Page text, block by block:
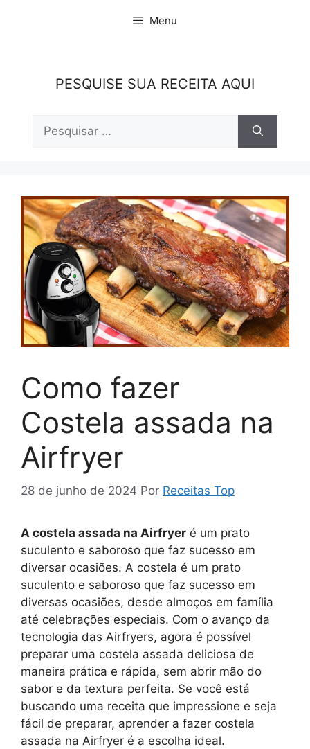
Menu
PESQUISE SUA RECEITA AQUI
por:
Como fazer
Costela assada na
Airfryer
28 de junho de 2024 Por Receitas Top
A costela assada na Airfryer é um prato
suculento e saboroso que faz sucesso em
diversar ocasiões. A costela é um prato
suculento e saboroso que faz sucesso em
diversas ocasiões, desde almoços em família
até celebrações especiais. Com o avanço da
tecnologia das Airfryers, agora é possível
preparar uma costela assada deliciosa de
maneira prática e rápida, sem abrir mão do
sabor e da textura perfeita. Se você está
buscando uma receita que impressione e seja
fácil de preparar, aprender a fazer costela
assada na Airfryer é a escolha ideal.